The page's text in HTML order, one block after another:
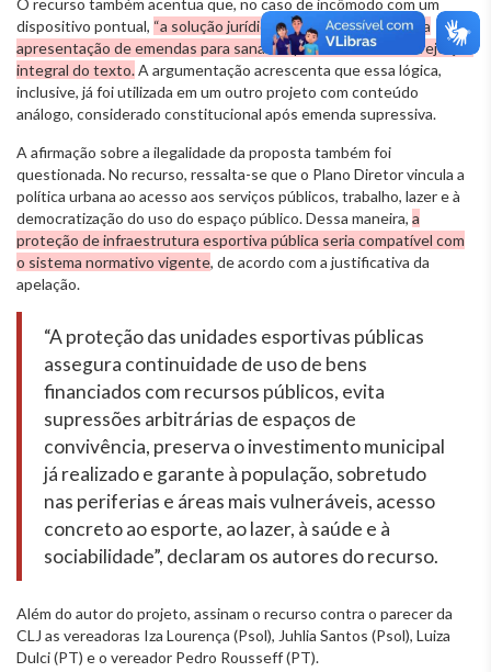
dispositivo pontual, “a solução jurídica mais adequada” seria a
apresentação de emendas para sanar os problemas e não a rejeição
integral do texto.A argumentação acrescenta que essa lógica,
inclusive, já foi utilizada em um outro projeto com conteúdo
análogo, considerado constitucional após emenda supressiva.
A afirmação sobre a ilegalidade da proposta também foi
questionada. No recurso, ressalta-se que o Plano Diretor vincula a
política urbana ao acesso aos serviços públicos, trabalho, lazer e à
democratização do uso do espaço público. Dessa maneira, a
proteção de infraestrutura esportiva pública seria compatível com
o sistema normativo vigente, de acordo com a justificativa da
apelação.
“A proteção das unidades esportivas públicas
assegura continuidade de uso de bens
financiados com recursos públicos, evita
supressões arbitrárias de espaços de
convivência, preserva o investimento municipal
já realizado e garante à população, sobretudo
nas periferias e áreas mais vulneráveis, acesso
concreto ao esporte, ao lazer, à saúde e à
sociabilidade”, declaram os autores do recurso.
Além do autor do projeto, assinam o recurso contra o parecer da
CLJ as vereadoras Iza Lourença (Psol), Juhlia Santos (Psol), Luiza
Dulci (PT) e o vereador Pedro Rousseff (PT).